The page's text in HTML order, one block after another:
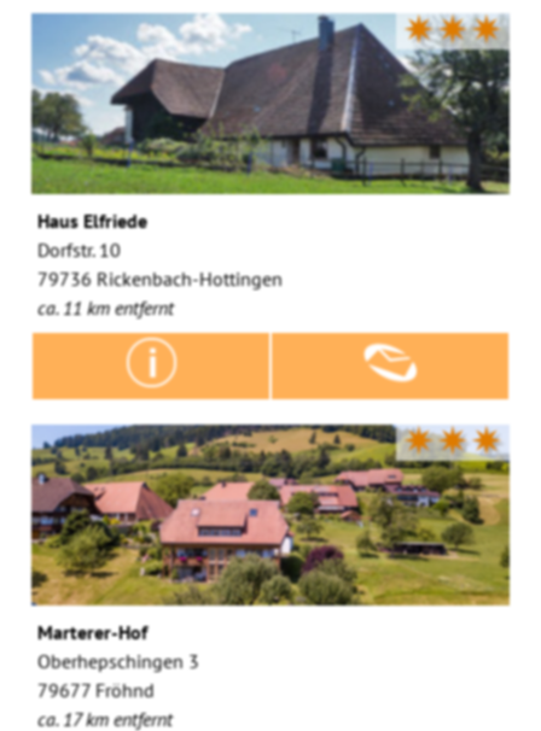
✷✷✷
Haus Elfriede
Dorfstr. 10
79736 Rickenbach-Hottingen
ca. 11 km entfernt
✷✷✷
Marterer-Hof
Oberhepschingen 3
79677 Fröhnd
ca. 17 km entfernt